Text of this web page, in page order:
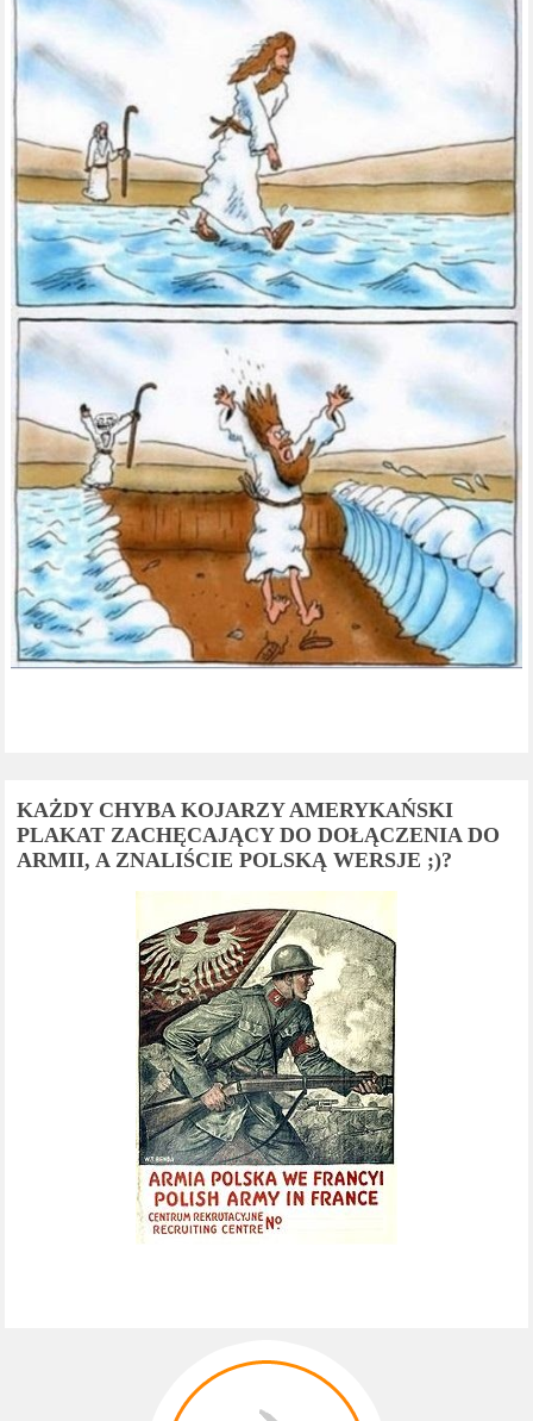
KAŻDY CHYBA KOJARZY AMERYKAŃSKI
PLAKAT ZACHĘCAJĄCY DO DOŁĄCZENIA DO
ARMII, A ZNALIŚCIE POLSKĄ WERSJE ;)?